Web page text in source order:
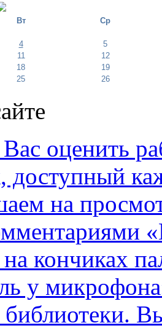
Вт Ср
4
5
11
12
18
19
25
26
оценить
доступный
на
на кончиках
у